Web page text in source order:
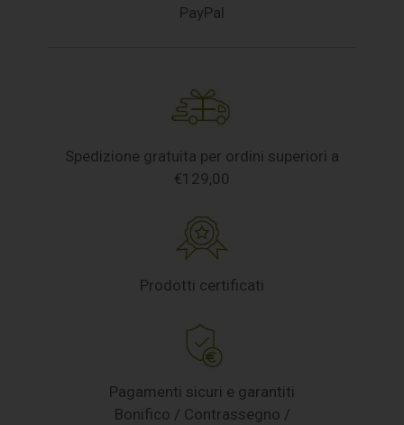
PayPal
Spedizione gratuita per ordini superiori a
€129,00
Prodotti certificati
Pagamenti sicuri e garantiti
Bonifico / Contrassegno /